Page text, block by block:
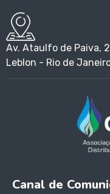
Av. Ataulfo de Paiva,
Leblon - Rio de
Canal de